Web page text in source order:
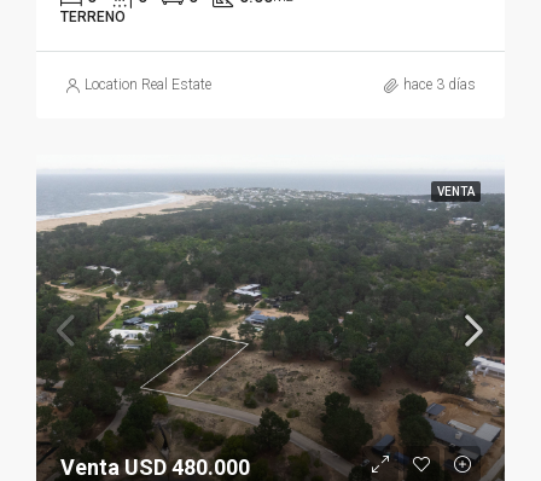
TERRENO
Location Real Estate hace 3 días
VENTA
Venta USD 480.000